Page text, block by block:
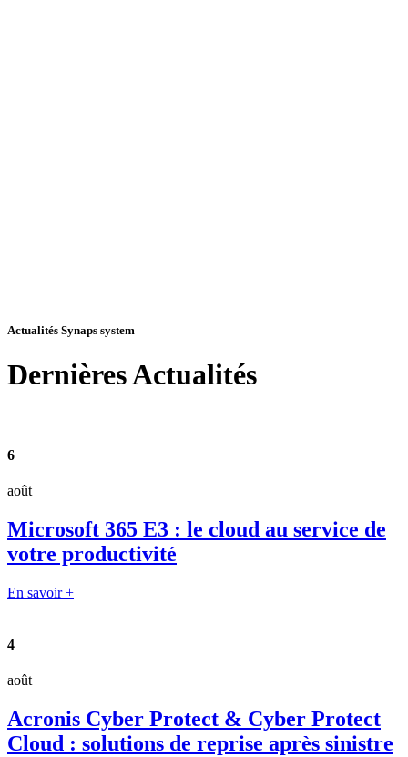
Actualités Synaps system
DernièresActualités
6
août
Microsoft 365 E3 : le cloud au service de
votre productivité
En savoir +
4
août
Acronis Cyber Protect & Cyber Protect
Cloud : solutions de reprise après sinistre